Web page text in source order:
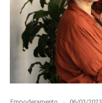
Category
Posted